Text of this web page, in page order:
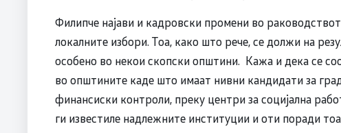
Филипче најави и кадровски промени во
локалните избори. Тоа, како што рече, се должи на
особено во некои скопски општини. Кажа и дека се
во општините каде што имаат нивни кандидати за
финансиски контроли, преку центри за социјална
ги известиле надлежните институции и оти поради